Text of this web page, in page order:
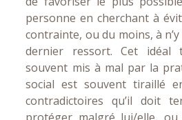
personne en cherchant à
contrainte, ou du moins, à
dernier ressort. Cet idéal
souvent mis à mal par la
social est souvent tiraillé
contradictoires qu’il doit